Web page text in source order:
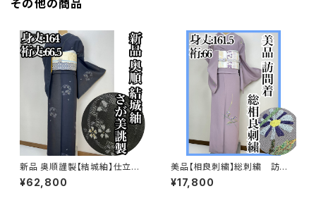
その他の商品
新品 奥順謹製【結城紬】仕立て
上り おく玉 正絹 さが美 s74
8
¥62,800
美品【相良刺繍】総刺繍 訪問
着 正絹 袷 s694
¥17,800